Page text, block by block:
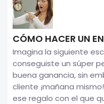
CÓMO HACER UN
Imagina la siguiente
conseguiste un súper
buena ganancia, sin
cliente ¡mañana
ese regalo con el que